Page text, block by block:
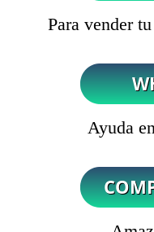
Para vender
Ayuda